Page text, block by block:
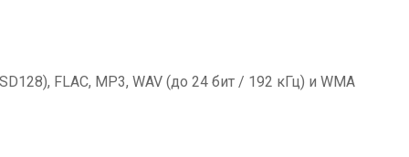
FLAC, MP3, WAV (до 24 бит / 192 кГц) и WMA